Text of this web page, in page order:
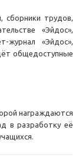
сборники трудов,
«Эйдос»,
журнал «Эйдос»,
общедоступные
награждаются
в разработку её